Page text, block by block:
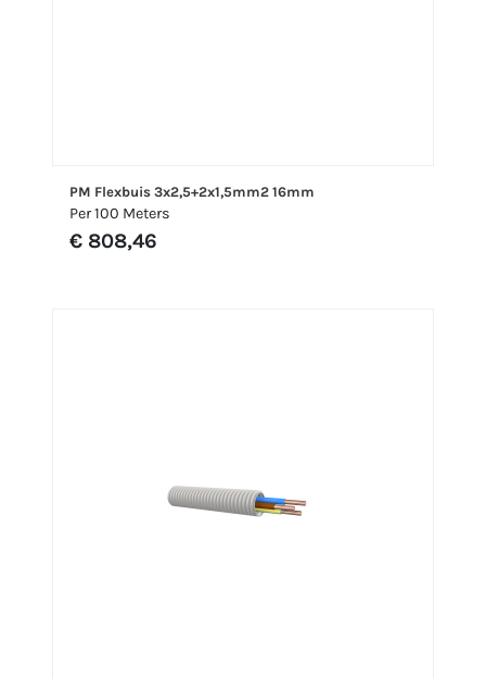
PM Flexbuis 3x2,5+2x1,5mm2 16mm
Per 100 Meters
€ 808,46